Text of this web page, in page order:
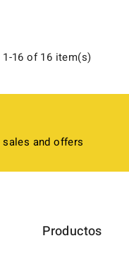
1-16 of 16 item(s)
and offers
Productos